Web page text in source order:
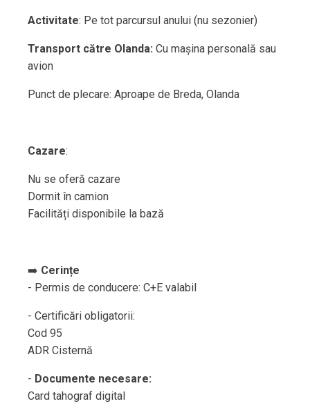
Activitate: Pe tot parcursul anului (nu sezonier)
Transport către Olanda: Cu mașina personală sau
avion
Punct de plecare: Aproape de Breda, Olanda
Cazare:
Nu se oferă cazare
Dormit în camion
Facilități disponibile la bază
➡️ Cerințe
- Permis de conducere: C+E valabil
- Certificări obligatorii:
Cod 95
ADR Cisternă
- Documente necesare:
Card tahograf digital